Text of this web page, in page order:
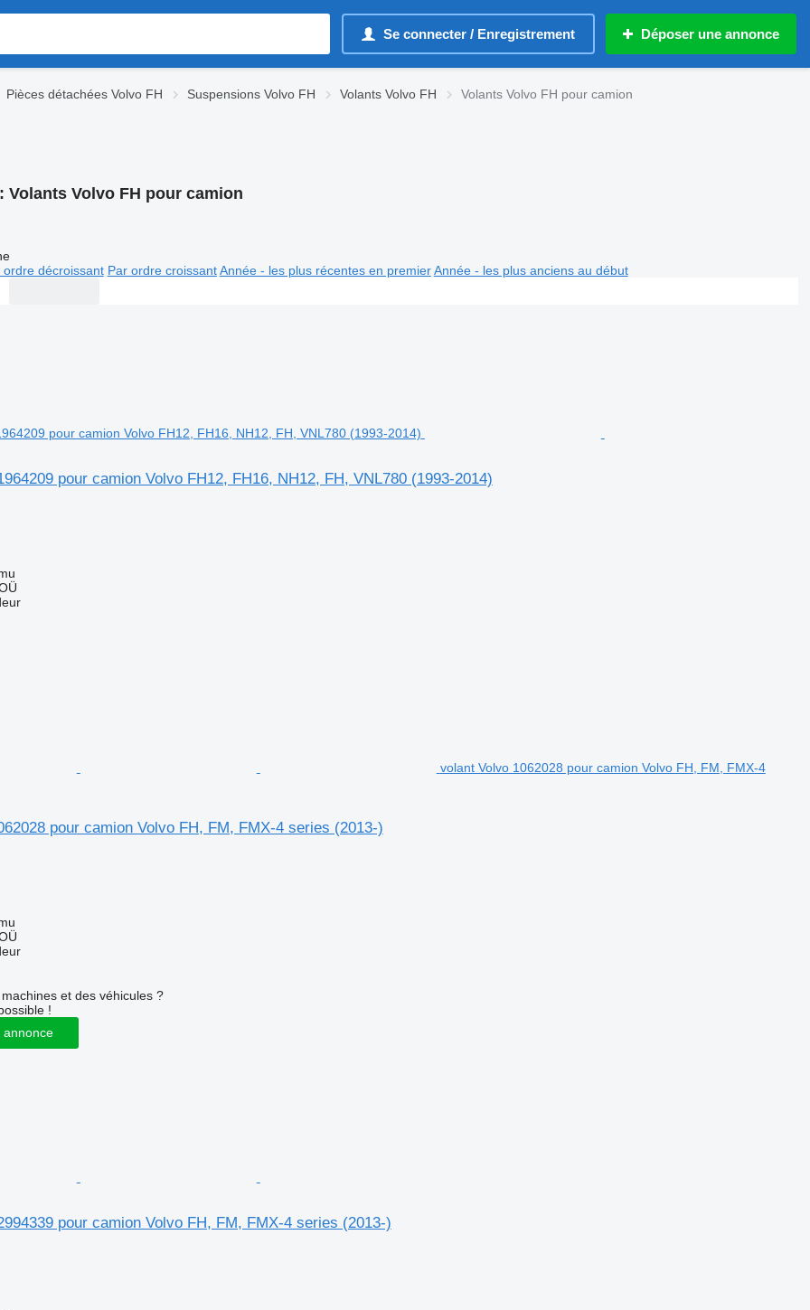
Se connecter / Enregistrement Déposer une annonce
Pièces détachées Volvo FH Suspensions Volvo FH Volants Volvo FH Volants Volvo FH pour camion
Volants Volvo FH pour camion
ordre décroissant Par ordre croissant Année - les plus récentes en premier Année - les plus anciens au début
pour camion Volvo FH12, FH16, NH12, FH, VNL780 (1993-2014)
volant Volvo 1062028 pour camion Volvo FH, FM, FMX-4
pour camion Volvo FH, FM, FMX-4 series (2013-)
et des véhicules ?
!
annonce
pour camion Volvo FH, FM, FMX-4 series (2013-)